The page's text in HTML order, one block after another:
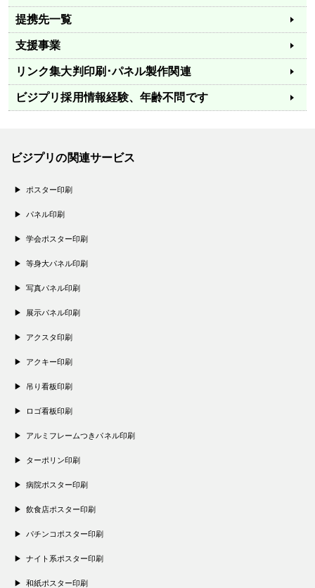
提携先一覧
支援事業
リンク集大判印刷･パネル製作関連
ビジプリ採用情報経験、年齢不問です
ビジプリの関連サービス
ポスター印刷
パネル印刷
学会ポスター印刷
等身大パネル印刷
写真パネル印刷
展示パネル印刷
アクスタ印刷
アクキー印刷
吊り看板印刷
ロゴ看板印刷
アルミフレームつきパネル印刷
ターポリン印刷
病院ポスター印刷
飲食店ポスター印刷
パチンコポスター印刷
ナイト系ポスター印刷
和紙ポスター印刷